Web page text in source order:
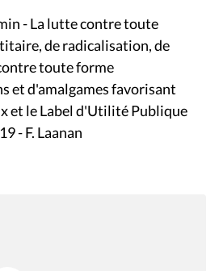
- La lutte contre toute
de radicalisation, de
toute forme
et d'amalgames favorisant
et le Label d'Utilité Publique
- F. Laanan